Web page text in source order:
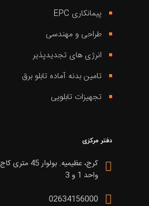
پیمانکاری EPC
طراحی و مهندسی
انرژی های تجدیدپذیر
تامین بدنه آماده تابلو برق
تجهیزات تابلویی
دفتر مرکزی
واحد 1 و 3
02634156000